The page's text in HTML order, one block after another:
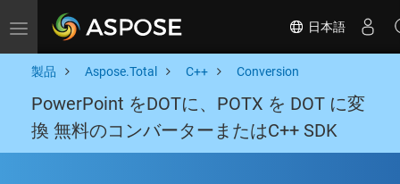
Toggle navigation 日本語
製品 Aspose.Total C++ Conversion
PowerPoint をDOTに、POTX を DOT に変
換 無料のコンバーターまたはC++ SDK